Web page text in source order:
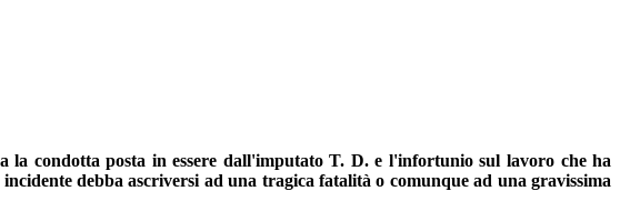
la condotta posta in essere dall'imputato T. D. e l'infortunio sul lavoro che ha
debba ascriversi ad una tragica fatalità o comunque ad una gravissima